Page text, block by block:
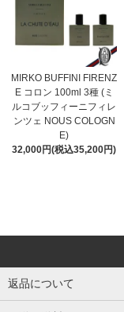
MIRKO BUFFINI FIRENZ
E コロン 100ml 3種 (ミ
ルコブッフィーニフィレ
ンツェ NOUS COLOGN
E)
32,000円(税込35,200円)
返品について